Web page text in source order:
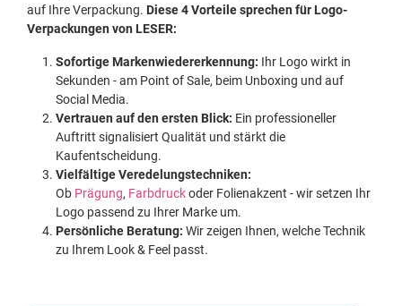
auf Ihre Verpackung. Diese 4 Vorteile sprechen für Logo-
Verpackungen von LESER:
Sofortige Markenwiedererkennung: Ihr Logo wirkt in
Sekunden - am Point of Sale, beim Unboxing und auf
Social Media.
Vertrauen auf den ersten Blick: Ein professioneller
Auftritt signalisiert Qualität und stärkt die
Kaufentscheidung.
Vielfältige Veredelungstechniken:
Ob Prägung, Farbdruckoder Folienakzent - wir setzen Ihr
Logo passend zu Ihrer Marke um.
Persönliche Beratung: Wir zeigen Ihnen, welche Technik
zu Ihrem Look & Feel passt.